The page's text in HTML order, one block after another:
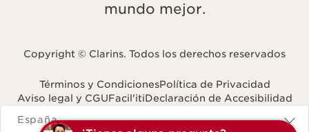
mundo mejor.
Copyright © Clarins. Todos los derechos reservados
Términos y CondicionesPolítica de Privacidad
Aviso legal y CGUFacil'itiDeclaración de Accesibilidad
Navigates to
España